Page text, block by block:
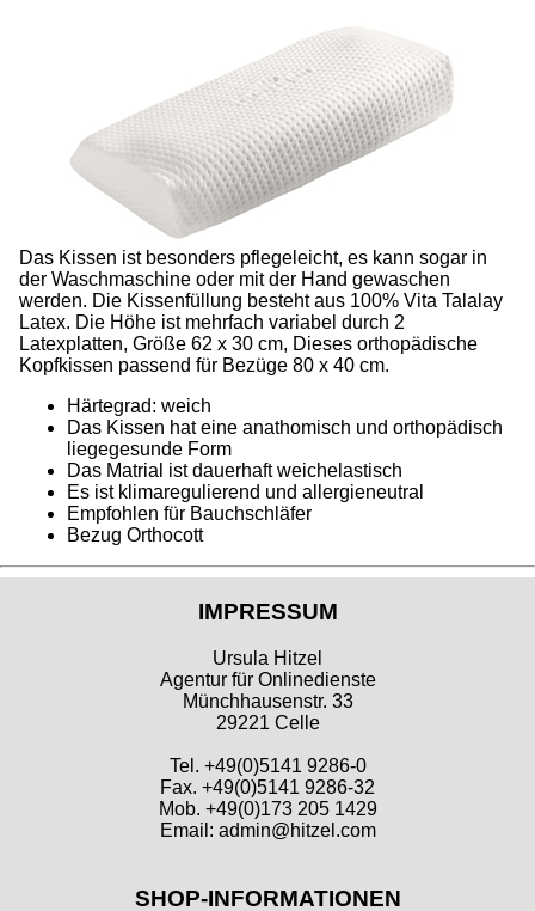
Das Kissen ist besonders pflegeleicht, es kann sogar in
der Waschmaschine oder mit der Hand gewaschen
werden. Die Kissenfüllung besteht aus 100% Vita Talalay
Latex. Die Höhe ist mehrfach variabel durch 2
Latexplatten, Größe 62 x 30 cm, Dieses orthopädische
Kopfkissen passend für Bezüge 80 x 40 cm.
Härtegrad: weich
Das Kissen hat eine anathomisch und orthopädisch
liegegesunde Form
Das Matrial ist dauerhaft weichelastisch
Es ist klimaregulierend und allergieneutral
Empfohlen für Bauchschläfer
Bezug Orthocott
IMPRESSUM
Ursula Hitzel
Agentur für Onlinedienste
Münchhausenstr. 33
29221 Celle
Tel. +49(0)5141 9286-0
Fax. +49(0)5141 9286-32
Mob. +49(0)173 205 1429
Email: admin@hitzel.com
SHOP-INFORMATIONEN